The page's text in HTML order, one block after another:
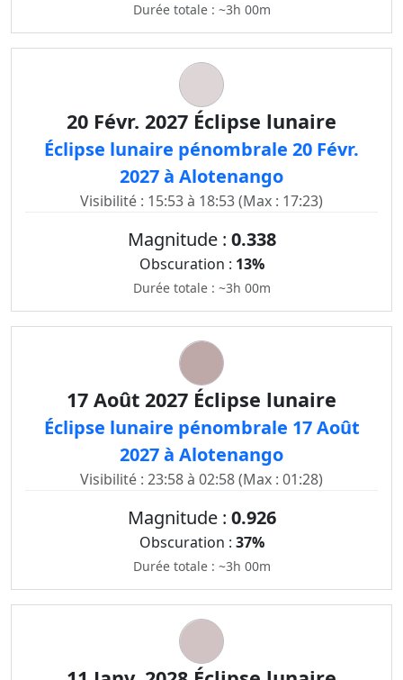
Durée totale : ~3h 00m
20 Févr. 2027 Éclipse lunaire
Éclipse lunaire pénombrale 20 Févr.
2027 à Alotenango
Visibilité : 15:53 à 18:53 (Max : 17:23)
Magnitude : 0.338
Obscuration : 13%
Durée totale : ~3h 00m
17 Août 2027 Éclipse lunaire
Éclipse lunaire pénombrale 17 Août
2027 à Alotenango
Visibilité : 23:58 à 02:58 (Max : 01:28)
Magnitude : 0.926
Obscuration : 37%
Durée totale : ~3h 00m